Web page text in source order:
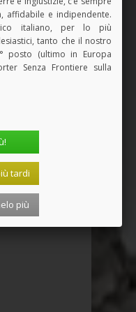
affidabile e indipendente.
italiano, per lo più
tanto che il nostro
posto (ultimo in Europa
Senza Frontiere sulla
tardi
più